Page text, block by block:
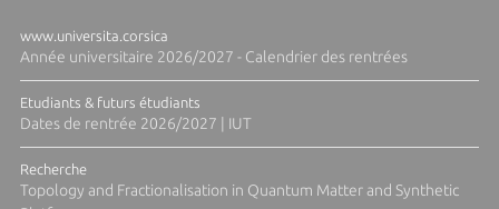
www.universita.corsica
Année universitaire 2026/2027 - Calendrier des rentrées
Etudiants & futurs étudiants
Dates de rentrée 2026/2027 | IUT
Recherche
Topology and Fractionalisation in Quantum Matter and Synthetic